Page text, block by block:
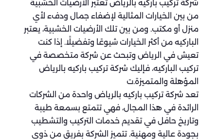
شركة تركيب باركيه بالرياض تعتبر الأرضيات الخشبية
من بين الخيارات المثالية لإضفاء جمال ودفء لأي
منزل أو مكتب. ومن بين تلك الأرضيات الخشبية، يعتبر
الباركيه من أكثر الخيارات شيوعًا وتفضيلًا. إذا كنت
تعيش في الرياض وتبحث عن شركة متخصصة في
تركيب الباركيه، فإليك شركة تركيب باركيه بالرياض
المؤهلة والمتميزة.ت
تعد شركة تركيب باركيه بالرياض واحدة من الشركات
الرائدة في هذا المجال، فهي تتمتع بسمعة طيبة
وتاريخ حافل في تقديم خدمات التركيب والتشطيب
بجودة عالية ومهنية. تتميز الشركة بفريق من ذوي